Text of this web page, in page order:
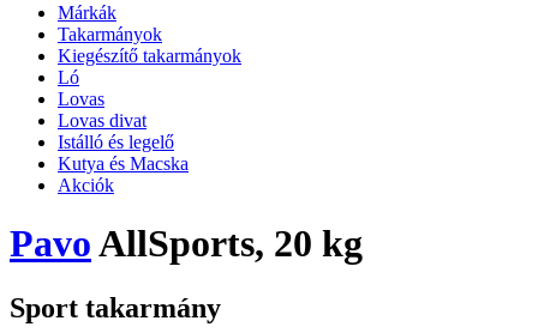
Márkák
Takarmányok
Kiegészítő takarmányok
Ló
Lovas
Lovas divat
Istálló és legelő
Kutya és Macska
Akciók
PavoAllSports, 20 kg
Sport takarmány